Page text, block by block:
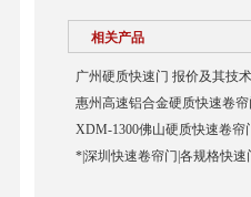
相关产品
广州硬质快速门 报价及其技
惠州高速铝合金硬质快速卷
XDM-1300佛山硬质快速卷帘
*|深圳快速卷帘门|各规格快速